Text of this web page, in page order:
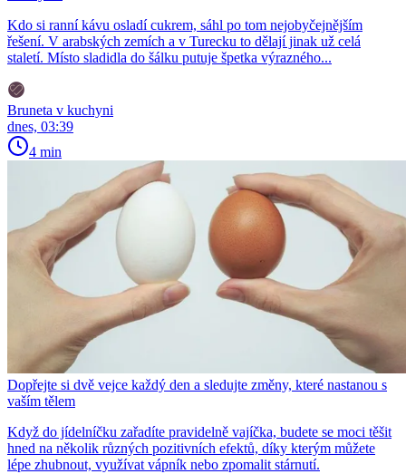
Kdo si ranní kávu osladí cukrem, sáhl po tom nejobyčejnějším
řešení. V arabských zemích a v Turecku to dělají jinak už celá
staletí. Místo sladidla do šálku putuje špetka výrazného...
Bruneta v kuchyni
dnes, 03:39
4 min
Dopřejte si dvě vejce každý den a sledujte změny, které nastanou s
vaším tělem
Když do jídelníčku zařadíte pravidelně vajíčka, budete se moci těšit
hned na několik různých pozitivních efektů, díky kterým můžete
lépe zhubnout, využívat vápník nebo zpomalit stárnutí.